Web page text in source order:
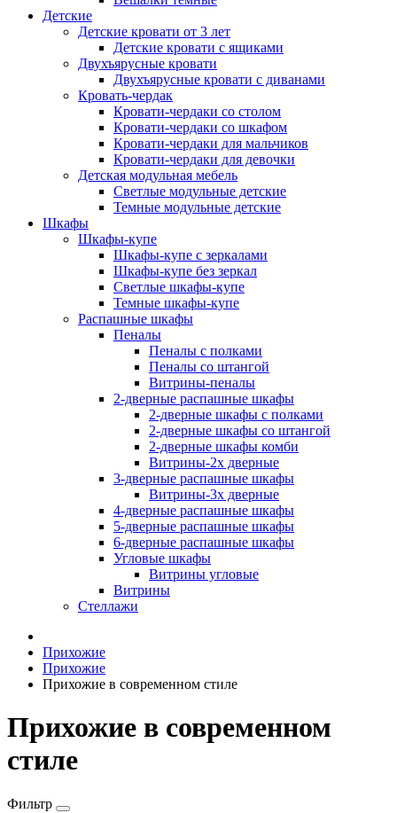
Детские
Детские кровати от 3 лет
Детские кровати с ящиками
Двухъярусные кровати
Двухъярусные кровати с диванами
Кровать-чердак
Кровати-чердаки со столом
Кровати-чердаки со шкафом
Кровати-чердаки для мальчиков
Кровати-чердаки для девочки
Детская модульная мебель
Светлые модульные детские
Темные модульные детские
Шкафы
Шкафы-купе
Шкафы-купе с зеркалами
Шкафы-купе без зеркал
Светлые шкафы-купе
Темные шкафы-купе
Распашные шкафы
Пеналы
Пеналы с полками
Пеналы со штангой
Витрины-пеналы
2-дверные распашные шкафы
2-дверные шкафы с полками
2-дверные шкафы со штангой
2-дверные шкафы комби
Витрины-2х дверные
3-дверные распашные шкафы
Витрины-3х дверные
4-дверные распашные шкафы
5-дверные распашные шкафы
6-дверные распашные шкафы
Угловые шкафы
Витрины угловые
Витрины
Стеллажи
Прихожие
Прихожие
Прихожие в современном стиле
Прихожие в современном
стиле
Фильтр